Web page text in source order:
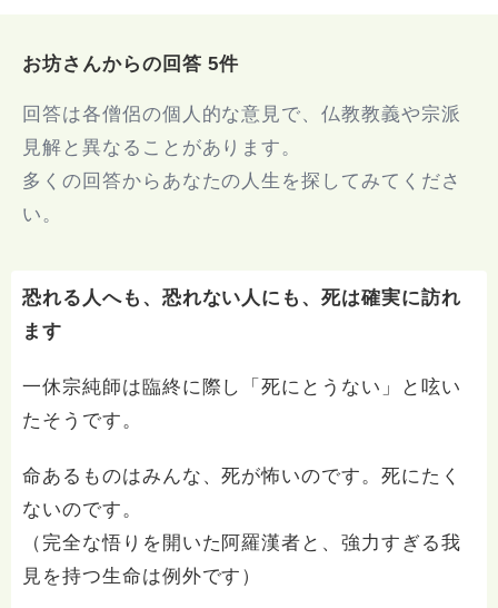
お坊さんからの回答 5件
回答は各僧侶の個人的な意見で、仏教教義や宗派
見解と異なることがあります。
多くの回答からあなたの人生を探してみてくださ
い。
恐れる人へも、恐れない人にも、死は確実に訪れ
ます
一休宗純師は臨終に際し「死にとうない」と呟い
たそうです。
命あるものはみんな、死が怖いのです。死にたく
ないのです。
（完全な悟りを開いた阿羅漢者と、強力すぎる我
見を持つ生命は例外です）